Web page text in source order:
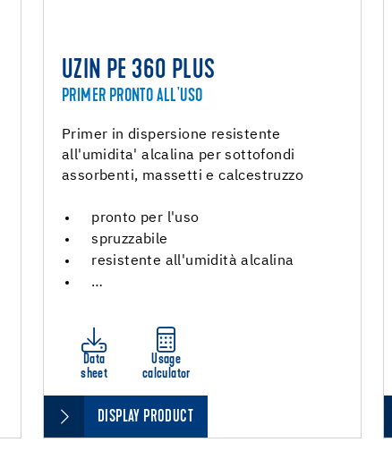
UZIN PE 360 PLUS
PRIMER PRONTO ALL'USO
Primer in dispersione resistente
all'umidita' alcalina per sottofondi
assorbenti, massetti e calcestruzzo
pronto per l'uso
spruzzabile
resistente all'umidità alcalina
…
Data
sheet
Usage
calculator
DISPLAY PRODUCT